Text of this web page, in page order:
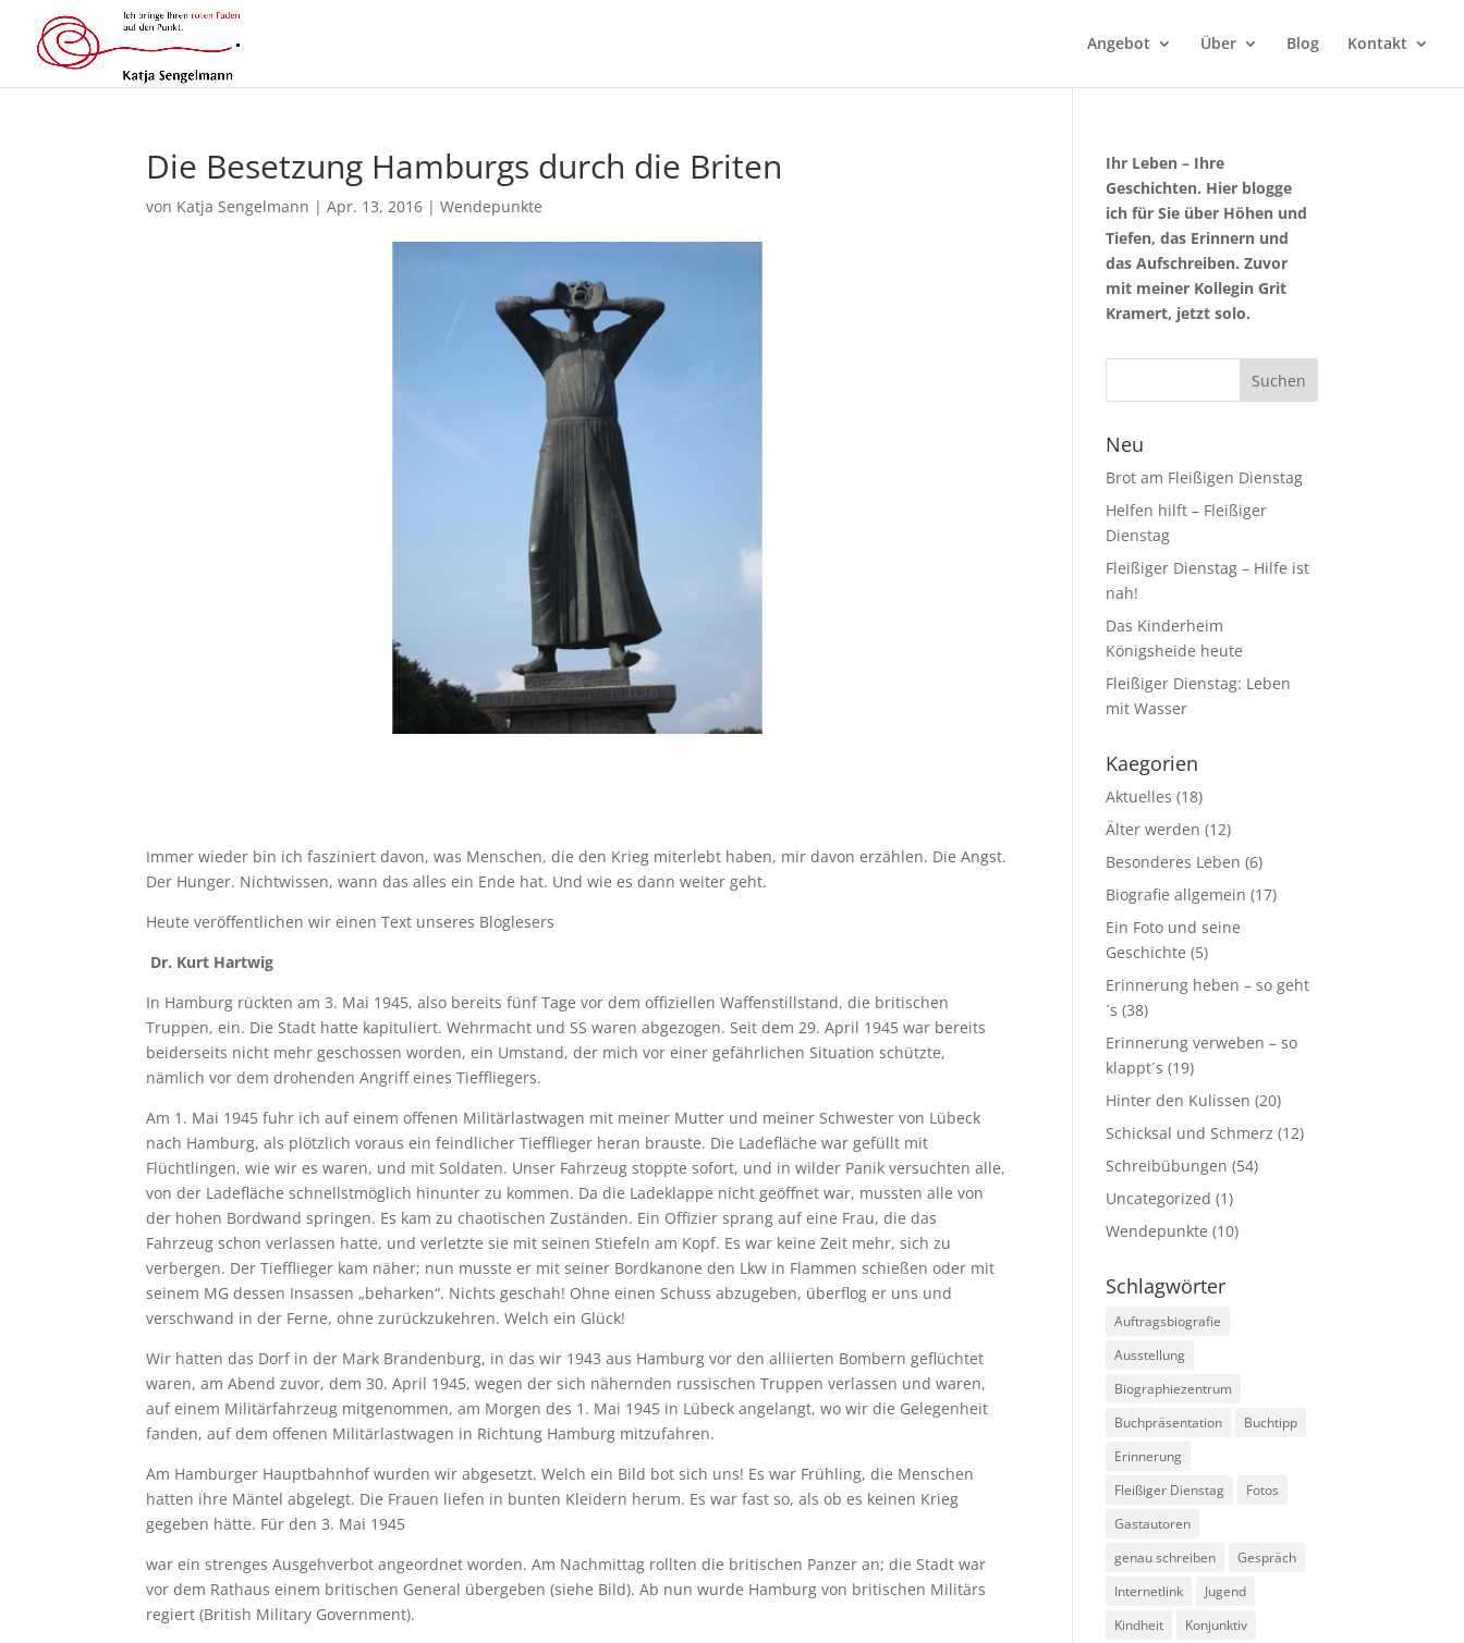
Angebot Über Blog Kontakt
Die Besetzung Hamburgs durch die Briten
von Katja Sengelmann |Apr. 13, 2016 |Wendepunkte
Immer wieder bin ich fasziniert davon, was Menschen, die den Krieg miterlebt haben, mir davon erzählen. Die Angst.
Der Hunger. Nichtwissen, wann das alles ein Ende hat. Und wie es dann weiter geht.
Heute veröffentlichen wir einen Text unseres Bloglesers
Dr. Kurt Hartwig
In Hamburg rückten am 3. Mai 1945, also bereits fünf Tage vor dem offiziellen Waffenstillstand, die britischen
Truppen, ein. Die Stadt hatte kapituliert. Wehrmacht und SS waren abgezogen. Seit dem 29. April 1945 war bereits
beiderseits nicht mehr geschossen worden, ein Umstand, der mich vor einer gefährlichen Situation schützte,
nämlich vor dem drohenden Angriff eines Tieffliegers.
Am 1. Mai 1945 fuhr ich auf einem offenen Militärlastwagen mit meiner Mutter und meiner Schwester von Lübeck
nach Hamburg, als plötzlich voraus ein feindlicher Tiefflieger heran brauste. Die Ladefläche war gefüllt mit
Flüchtlingen, wie wir es waren, und mit Soldaten. Unser Fahrzeug stoppte sofort, und in wilder Panik versuchten alle,
von der Ladefläche schnellstmöglich hinunter zu kommen. Da die Ladeklappe nicht geöffnet war, mussten alle von
der hohen Bordwand springen. Es kam zu chaotischen Zuständen. Ein Offizier sprang auf eine Frau, die das
Fahrzeug schon verlassen hatte, und verletzte sie mit seinen Stiefeln am Kopf. Es war keine Zeit mehr, sich zu
verbergen. Der Tiefflieger kam näher; nun musste er mit seiner Bordkanone den Lkw in Flammen schießen oder mit
seinem MG dessen Insassen „beharken“. Nichts geschah! Ohne einen Schuss abzugeben, überflog er uns und
verschwand in der Ferne, ohne zurückzukehren. Welch ein Glück!
Wir hatten das Dorf in der Mark Brandenburg, in das wir 1943 aus Hamburg vor den alliierten Bombern geflüchtet
waren, am Abend zuvor, dem 30. April 1945, wegen der sich nähernden russischen Truppen verlassen und waren,
auf einem Militärfahrzeug mitgenommen, am Morgen des 1. Mai 1945 in Lübeck angelangt, wo wir die Gelegenheit
fanden, auf dem offenen Militärlastwagen in Richtung Hamburg mitzufahren.
Am Hamburger Hauptbahnhof wurden wir abgesetzt. Welch ein Bild bot sich uns! Es war Frühling, die Menschen
hatten ihre Mäntel abgelegt. Die Frauen liefen in bunten Kleidern herum. Es war fast so, als ob es keinen Krieg
gegeben hätte. Für den 3. Mai 1945
war ein strenges Ausgehverbot angeordnet worden. Am Nachmittag rollten die britischen Panzer an; die Stadt war
vor dem Rathaus einem britischen General übergeben (siehe Bild). Ab nun wurde Hamburg von britischen Militärs
regiert (British Military Government).
Ihr Leben – Ihre
Geschichten. Hier blogge
ich für Sie über Höhen und
Tiefen, das Erinnern und
das Aufschreiben. Zuvor
mit meiner Kollegin Grit
Kramert, jetzt solo.
Neu
Brot am Fleißigen Dienstag
Helfen hilft – Fleißiger
Dienstag
Fleißiger Dienstag – Hilfe ist
nah!
Das Kinderheim
Königsheide heute
Fleißiger Dienstag: Leben
mit Wasser
Kaegorien
Aktuelles (18)
Älter werden (12)
Besonderes Leben (6)
Biografie allgemein (17)
Ein Foto und seine
Geschichte (5)
Erinnerung heben – so geht
´s (38)
Erinnerung verweben – so
klappt´s (19)
Hinter den Kulissen (20)
Schicksal und Schmerz (12)
Schreibübungen (54)
Uncategorized (1)
Wendepunkte (10)
Schlagwörter
Auftragsbiografie
Ausstellung
Biographiezentrum
Buchpräsentation
Buchtipp
Erinnerung
Fleißiger Dienstag
Fotos
Gastautoren
genau schreiben
Gespräch
Internetlink
Jugend
Kindheit
Konjunktiv